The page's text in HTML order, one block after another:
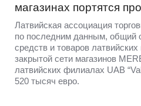
магазинах портятся
Латвийская ассоциация
по последним данным, общий
средств и товаров
закрытой сети магазинов
латвийских филиалах UAB
520 тысяч евро.